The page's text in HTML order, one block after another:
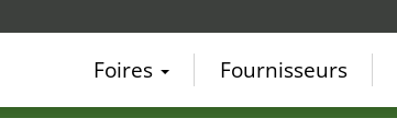
Foires Fournisseurs